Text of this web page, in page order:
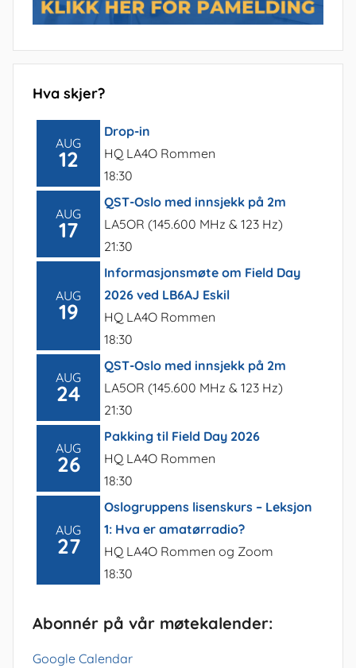
Hva skjer?
AUG
12
Drop-in
HQ LA4O Rommen
18:30
AUG
17
QST-Oslo med innsjekk på 2m
LA5OR (145.600 MHz & 123 Hz)
21:30
AUG
19
Informasjonsmøte om Field Day
2026 ved LB6AJ Eskil
HQ LA4O Rommen
18:30
AUG
24
QST-Oslo med innsjekk på 2m
LA5OR (145.600 MHz & 123 Hz)
21:30
AUG
26
Pakking til Field Day 2026
HQ LA4O Rommen
18:30
AUG
27
Oslogruppens lisenskurs – Leksjon
1: Hva er amatørradio?
HQ LA4O Rommen og Zoom
18:30
Abonnér på vår møtekalender:
Google Calendar